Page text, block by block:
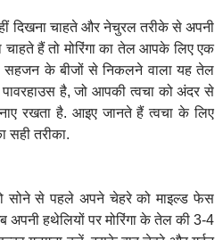
दिखना चाहते और नेचुरल तरीके से अपनी
चाहते हैं तो मोरिंगा का तेल आपके लिए एक
सहजन के बीजों से निकलने वाला यह तेल
है, जो आपकी त्वचा को अंदर से
रखता है. आइए जानते हैं त्वचा के लिए
तरीका.
सोने से पहले अपने चेहरे को माइल्ड फेस
हथेलियों पर मोरिंगा के तेल की 3-4